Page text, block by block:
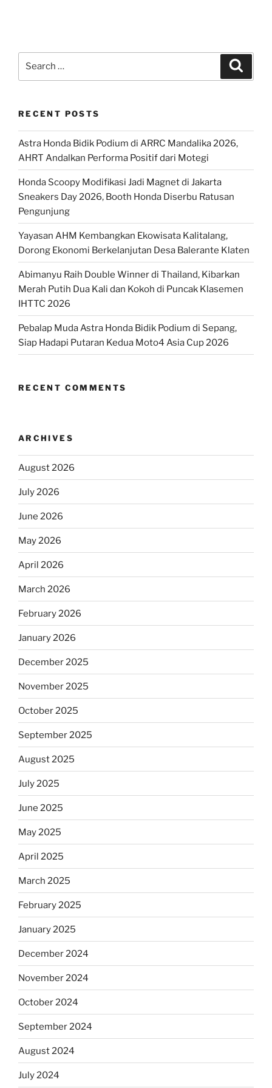
RECENT POSTS
Astra Honda Bidik Podium di ARRC Mandalika 2026,
AHRT Andalkan Performa Positif dari Motegi
Honda Scoopy Modifikasi Jadi Magnet di Jakarta
Sneakers Day 2026, Booth Honda Diserbu Ratusan
Pengunjung
Yayasan AHM Kembangkan Ekowisata Kalitalang,
Dorong Ekonomi Berkelanjutan Desa Balerante Klaten
Abimanyu Raih Double Winner di Thailand, Kibarkan
Merah Putih Dua Kali dan Kokoh di Puncak Klasemen
IHTTC 2026
Pebalap Muda Astra Honda Bidik Podium di Sepang,
Siap Hadapi Putaran Kedua Moto4 Asia Cup 2026
RECENT COMMENTS
ARCHIVES
August 2026
July 2026
June 2026
May 2026
April 2026
March 2026
February 2026
January 2026
December 2025
November 2025
October 2025
September 2025
August 2025
July 2025
June 2025
May 2025
April 2025
March 2025
February 2025
January 2025
December 2024
November 2024
October 2024
September 2024
August 2024
July 2024